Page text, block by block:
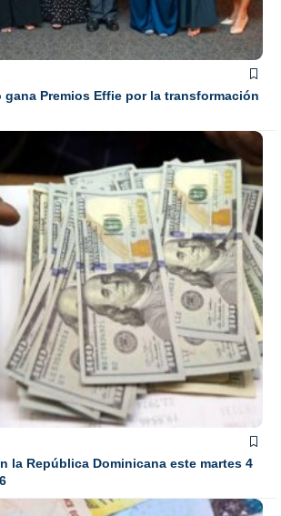
Premios Effie por la transformación
la República Dominicana este martes 4